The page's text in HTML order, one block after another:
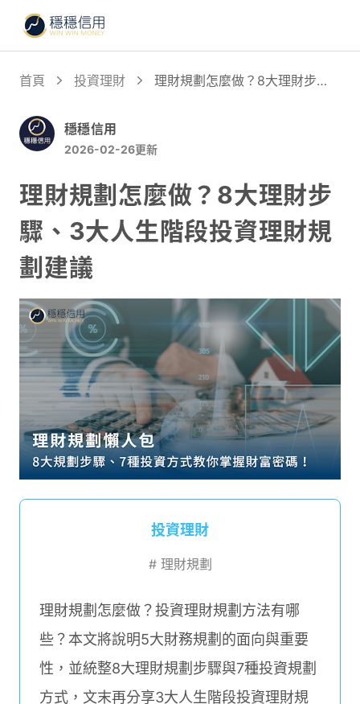
首頁 投資理財
理財規劃怎麼做？8大理財步
穩穩信用
2026-02-26更新
理財規劃怎麼做？8大理財步
驟、3大人生階段投資理財規
劃建議
投資理財
# 理財規劃
理財規劃怎麼做？投資理財規劃方法有哪
些？本文將說明5大財務規劃的面向與重要
性，並統整8大理財規劃步驟與7種投資規劃
方式，文末再分享3大人生階段投資理財規